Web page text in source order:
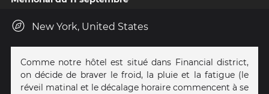
New York, United States
Comme notre hôtel est situé dans Financial district,
on décide de braver le froid, la pluie et la fatigue (le
réveil matinal et le décalage horaire commencent à se